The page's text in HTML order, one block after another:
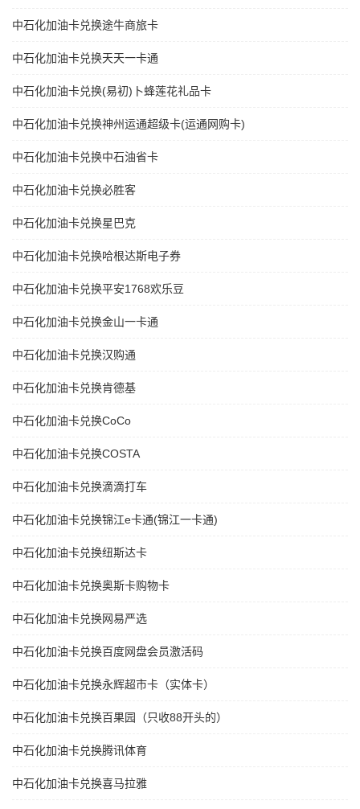
中石化加油卡兑换途牛商旅卡
中石化加油卡兑换天天一卡通
中石化加油卡兑换(易初)卜蜂莲花礼品卡
中石化加油卡兑换神州运通超级卡(运通网购卡)
中石化加油卡兑换中石油省卡
中石化加油卡兑换必胜客
中石化加油卡兑换星巴克
中石化加油卡兑换哈根达斯电子券
中石化加油卡兑换平安1768欢乐豆
中石化加油卡兑换金山一卡通
中石化加油卡兑换汉购通
中石化加油卡兑换肯德基
中石化加油卡兑换CoCo
中石化加油卡兑换COSTA
中石化加油卡兑换滴滴打车
中石化加油卡兑换锦江e卡通(锦江一卡通)
中石化加油卡兑换纽斯达卡
中石化加油卡兑换奥斯卡购物卡
中石化加油卡兑换网易严选
中石化加油卡兑换百度网盘会员激活码
中石化加油卡兑换永辉超市卡（实体卡）
中石化加油卡兑换百果园（只收88开头的）
中石化加油卡兑换腾讯体育
中石化加油卡兑换喜马拉雅